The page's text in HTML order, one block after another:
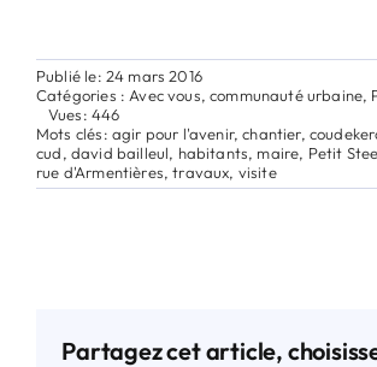
Publié le: 24 mars 2016
Catégories : Avec vous,communauté urbaine,
Vues: 446
Mots clés: agir pour l'avenir,chantier,
cud, david bailleul, habitants, maire, Petit
rue d'Armentières,travaux, visite
Partagez cet article,